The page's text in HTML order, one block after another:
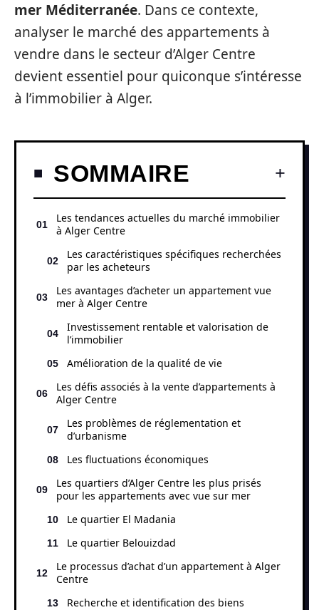
mer Méditerranée. Dans ce contexte,
analyser le marché des appartements à
vendre dans le secteur d’Alger Centre
devient essentiel pour quiconque s’intéresse
à l’immobilier à Alger.
SOMMAIRE
Les tendances actuelles du marché immobilier
à Alger Centre
Les caractéristiques spécifiques recherchées
par les acheteurs
Les avantages d’acheter un appartement vue
mer à Alger Centre
Investissement rentable et valorisation de
l’immobilier
Amélioration de la qualité de vie
Les défis associés à la vente d’appartements à
Alger Centre
Les problèmes de réglementation et
d’urbanisme
Les fluctuations économiques
Les quartiers d’Alger Centre les plus prisés
pour les appartements avec vue sur mer
Le quartier El Madania
Le quartier Belouizdad
Le processus d’achat d’un appartement à Alger
Centre
Recherche et identification des biens